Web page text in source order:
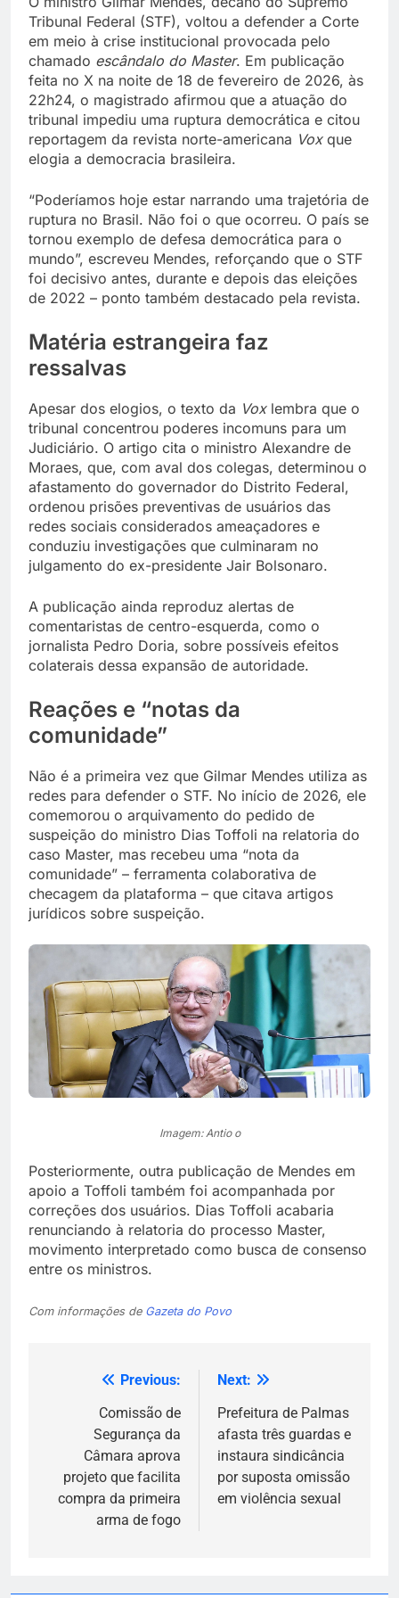
Tribunal Federal (STF), voltou a defender a Corte
em meio à crise institucional provocada pelo
chamado escândalo do Master. Em publicação
feita no X na noite de 18 de fevereiro de 2026, às
22h24, o magistrado afirmou que a atuação do
tribunal impediu uma ruptura democrática e citou
reportagem da revista norte-americana Voxque
elogia a democracia brasileira.
“Poderíamos hoje estar narrando uma trajetória de
ruptura no Brasil. Não foi o que ocorreu. O país se
tornou exemplo de defesa democrática para o
mundo”, escreveu Mendes, reforçando que o STF
foi decisivo antes, durante e depois das eleições
de 2022 – ponto também destacado pela revista.
Matéria estrangeira faz
ressalvas
Apesar dos elogios, o texto da Voxlembra que o
tribunal concentrou poderes incomuns para um
Judiciário. O artigo cita o ministro Alexandre de
Moraes, que, com aval dos colegas, determinou o
afastamento do governador do Distrito Federal,
ordenou prisões preventivas de usuários das
redes sociais considerados ameaçadores e
conduziu investigações que culminaram no
julgamento do ex-presidente Jair Bolsonaro.
A publicação ainda reproduz alertas de
comentaristas de centro-esquerda, como o
jornalista Pedro Doria, sobre possíveis efeitos
colaterais dessa expansão de autoridade.
Reações e “notas da
comunidade”
Não é a primeira vez que Gilmar Mendes utiliza as
redes para defender o STF. No início de 2026, ele
comemorou o arquivamento do pedido de
suspeição do ministro Dias Toffoli na relatoria do
caso Master, mas recebeu uma “nota da
comunidade” – ferramenta colaborativa de
checagem da plataforma – que citava artigos
jurídicos sobre suspeição.
Imagem: Antio o
Posteriormente, outra publicação de Mendes em
apoio a Toffoli também foi acompanhada por
correções dos usuários. Dias Toffoli acabaria
renunciando à relatoria do processo Master,
movimento interpretado como busca de consenso
entre os ministros.
Com informações de Gazeta do Povo
Navegação
Post
Previous:
Comissão de
Segurança da
Câmara aprova
projeto que facilita
compra da primeira
arma de fogo
Next:
Prefeitura de Palmas
afasta três guardas e
instaura sindicância
por suposta omissão
em violência sexual